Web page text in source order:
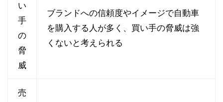
い
手
の
脅
威
ブランドへの信頼度やイメージで自動車
を購入する人が多く、買い手の脅威は強
くないと考えられる
売